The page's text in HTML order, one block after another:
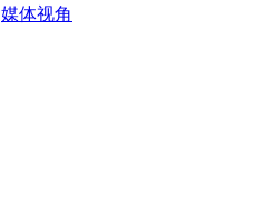
媒体视角